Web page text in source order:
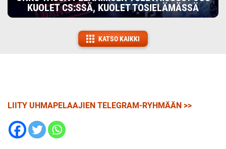
KUOLET CS:SSÄ, KUOLET TOSIELÄMÄSSÄ
KATSO KAIKKI
LIITY UHMAPELAAJIEN TELEGRAM-RYHMÄÄN >>